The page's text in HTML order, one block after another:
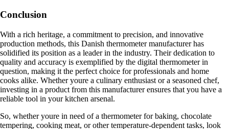
Conclusion
With a rich heritage, a commitment to precision, and innovative
production methods, this Danish thermometer manufacturer has
solidified its position as a leader in the industry. Their dedication to
quality and accuracy is exemplified by the digital thermometer in
question, making it the perfect choice for professionals and home
cooks alike. Whether youre a culinary enthusiast or a seasoned chef,
investing in a product from this manufacturer ensures that you have a
reliable tool in your kitchen arsenal.
So, whether youre in need of a thermometer for baking, chocolate
tempering, cooking meat, or other temperature-dependent tasks, look